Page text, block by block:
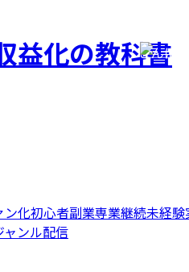
こんに
ン化初心者副業専業継続未経験
ャンル配信